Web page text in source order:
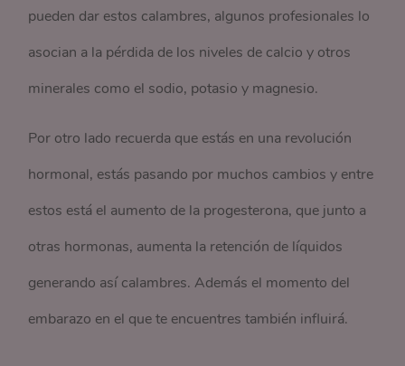
pueden dar estos calambres, algunos profesionales lo
asocian a la pérdida de los niveles de calcio y otros
minerales como el sodio, potasio y magnesio.
Por otro lado recuerda que estás en una revolución
hormonal, estás pasando por muchos cambios y entre
estos está el aumento de la progesterona, que junto a
otras hormonas, aumenta la retención de líquidos
generando así calambres. Además el momento del
embarazo en el que te encuentres también influirá.